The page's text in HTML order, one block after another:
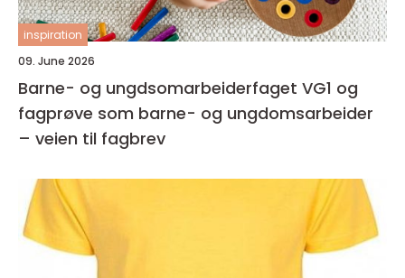
inspiration
09. June 2026
Barne- og ungdsomarbeiderfaget VG1 og
fagprøve som barne- og ungdomsarbeider
– veien til fagbrev